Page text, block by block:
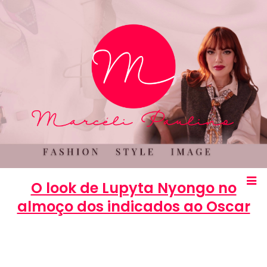
O look de Lupyta Nyongo no
almoço dos indicados ao Oscar